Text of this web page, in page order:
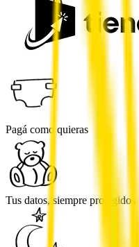
Pagá como quieras
Tus datos, siempre protegidos